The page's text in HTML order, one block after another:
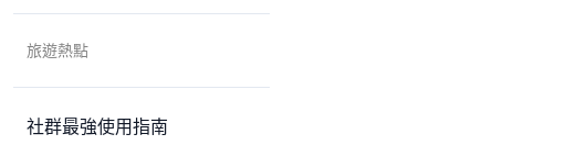
旅遊熱點
社群最強使用指南